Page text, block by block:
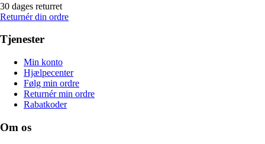
30 dages returret
Returnér din ordre
Tjenester
Min konto
Hjælpecenter
Følg min ordre
Returnér min ordre
Rabatkoder
Om os